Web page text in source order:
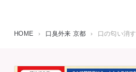
HOME › 口臭外来 京都 › 口の匂い消す